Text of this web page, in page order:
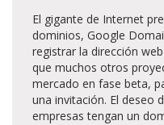
El gigante de Internet
dominios, Google
registrar la dirección
que muchos otros
mercado en fase beta,
una invitación. El deseo
empresas tengan un